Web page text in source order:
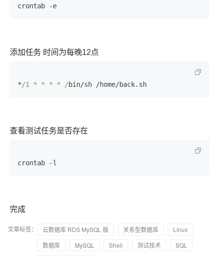
crontab -e
添加任务 时间为每晚12点
*/1 * * * * /bin/sh /home/back. sh
查看测试任务是否存在
crontab -l
完成
文章标签： 云数据库 RDS MySQL 版 关系型数据库
Linux
数据库
MySQL Shell 测试技术
SQL